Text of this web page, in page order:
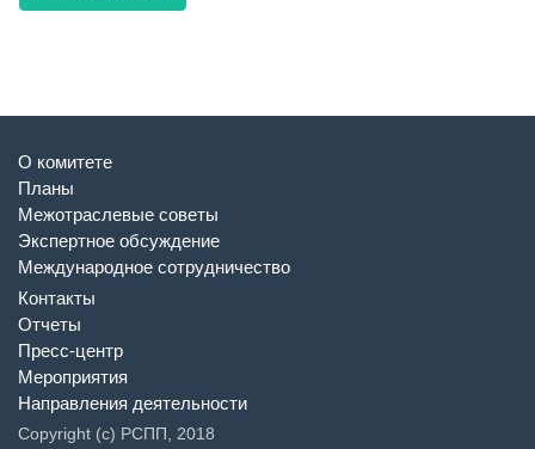
О комитете
Планы
Межотраслевые советы
Экспертное обсуждение
Международное сотрудничество
Контакты
Отчеты
Пресс-центр
Мероприятия
Направления деятельности
Copyright (c) РСПП, 2018